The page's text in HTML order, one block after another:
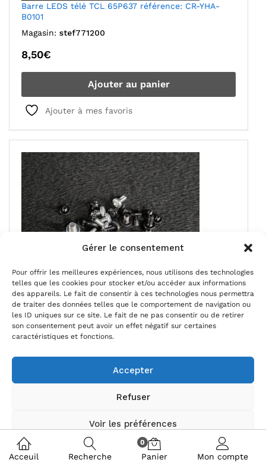
Gérer le consentement
Pour offrir les meilleures expériences, nous utilisons des technologies
telles que les cookies pour stocker et/ou accéder aux informations
des appareils. Le fait de consentir à ces technologies nous permettra
de traiter des données telles que le comportement de navigation ou
les ID uniques sur ce site. Le fait de ne pas consentir ou de retirer
son consentement peut avoir un effet négatif sur certaines
caractéristiques et fonctions.
Accepter
Refuser
Voir les préférences
Politique de cookies Politique de confidentialité
Barre LEDS télé TCL 65P637 référence: CR-YHA-
B0101
Magasin: stef771200
8,50€
Ajouter au panier
Ajouter à mes favoris
Ensemble vis télé TCL 55P631
Ajouter au panier
Ajouter à mes favoris
Acceuil Recherche
0
Panier Mon compte